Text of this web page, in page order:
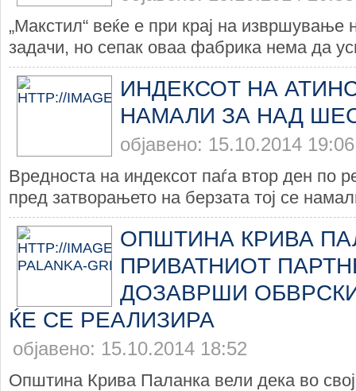
„Макстил“ веќе е при крај на извршување
задачи, но сепак оваа фабрика нема да
ИНДЕКСОТ НА
НАМАЛИ ЗА НАД
објавено: 15.10.2014 19:06
Вредноста на индексот паѓа втор ден по
пред затворањето на берзата тој се
ОПШТИНА КРИВА
ПРИВАТНИОТ
ДОЗАВРШИ
ЌЕ СЕ РЕАЛИЗИРА
објавено: 15.10.2014 18:52
Општина Крива Паланка вели дека во